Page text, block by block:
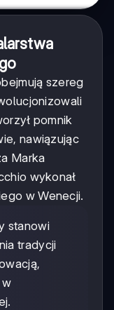
szereg
pomnik
nawiązując
Marka
wykonał
w Wenecji.
stanowi
tradycji
w